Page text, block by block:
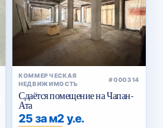
КОММЕРЧЕСКАЯ
НЕДВИЖИМОСТЬ
#000314
Сдаётся помещение на Чапан-
Ата
25 за м2 у.е.